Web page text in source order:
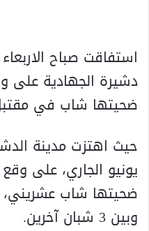
دشيرة الجهادية على
ضحيتها شاب في
يونيو الجاري، على
ضحيتها شاب عشريني،
وبين 3 شبان آخرين.